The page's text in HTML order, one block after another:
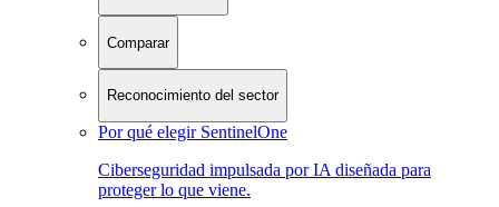
Comparar
Reconocimiento del sector
Por qué elegir SentinelOne
Ciberseguridad impulsada por IA diseñada para
proteger lo que viene.